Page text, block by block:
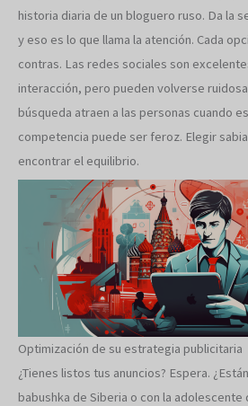
historia diaria de un bloguero ruso. Da la
y eso es lo que llama la atención. Cada
contras. Las redes sociales son
interacción, pero pueden volverse
búsqueda atraen a las personas cuando
competencia puede ser feroz. Elegir
encontrar el equilibrio.
Optimización de su estrategia publicitaria
¿Tienes listos tus anuncios? Espera.
babushka de Siberia o con la adolescente